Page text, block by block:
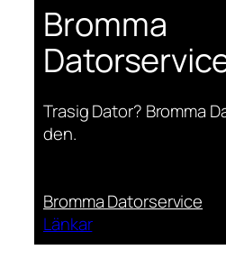
Bromma
Trasig Dator? Bromma
den.
Bromma Datorservice
Länkar